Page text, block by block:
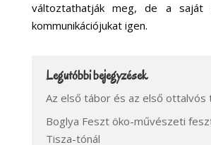
változtathatják meg, de a saját
kommunikációjukat igen.
Legutóbbi bejegyzések
Az első tábor és az első ottalvós
Boglya Feszt öko-művészeti
Tisza-tónál